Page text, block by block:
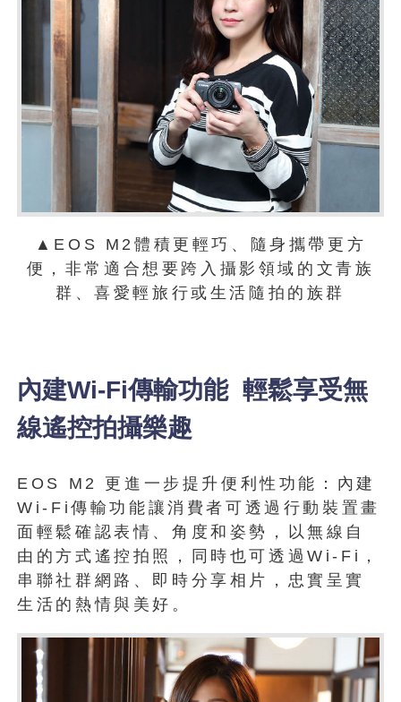
▲EOS M2體積更輕巧、隨身攜帶更方
便，非常適合想要跨入攝影領域的文青族
群、喜愛輕旅行或生活隨拍的族群
內建Wi-Fi傳輸功能 輕鬆享受無
線遙控拍攝樂趣
EOS M2 更進一步提升便利性功能：內建
Wi-Fi傳輸功能讓消費者可透過行動裝置畫
面輕鬆確認表情、角度和姿勢，以無線自
由的方式遙控拍照，同時也可透過Wi-Fi，
串聯社群網路、即時分享相片，忠實呈實
生活的熱情與美好。